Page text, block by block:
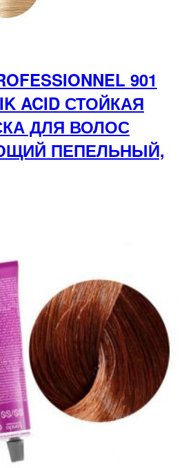
901
ACID СТОЙКАЯ
ДЛЯ ВОЛОС
ПЕПЕЛЬНЫЙ,